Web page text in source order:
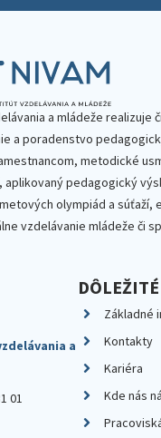
a mládeže realizuje
a poradenstvo
metodické
aplikovaný pedagogický
olympiád a súťaží,
vzdelávanie mládeže či
a
01
Základné
Kontakty
Kariéra
Kde nás